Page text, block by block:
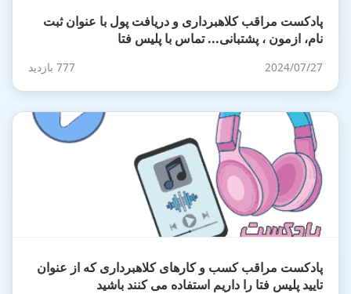
پادکست مراقب کلاهبرداری و دریافت پول با عنوان ثبت
نام، ازمون ، پشتبانی... تماس با پلیس فتا
2024/07/27 777 بازدید
پادکست مراقب کسب و کارهای کلاهبرداری که از عنوان
تایید پلیس فتا را داریم استفاده می کنند باشید